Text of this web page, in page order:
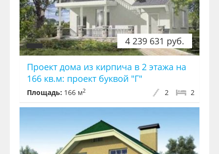
4 239 631 руб.
Проект дома из кирпича в 2 этажа на
166 кв.м: проект буквой "Г"
Площадь: 166 м2 2
2